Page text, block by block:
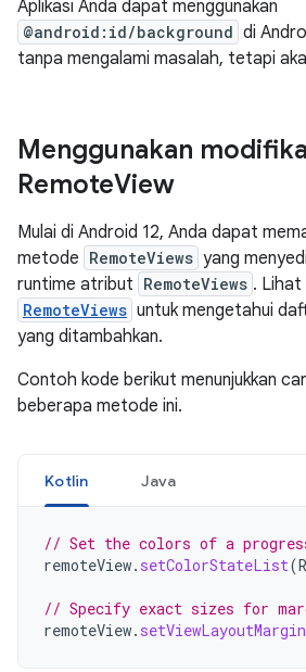
Aplikasi Anda dapat menggunakan
@android:id/background di
tanpa mengalami masalah, tetapi
Menggunakan
RemoteView
Mulai di Android 12, Anda dapat
metode RemoteViews yang
runtime atribut RemoteViews . Lihat
RemoteViews untuk mengetahui
yang ditambahkan.
Contoh kode berikut menunjukkan
beberapa metode ini.
Kotlin Java
// Set the colors of a
remoteView. setColorStateList(R
// Specify exact sizes for
remoteView. setViewLayoutMargin